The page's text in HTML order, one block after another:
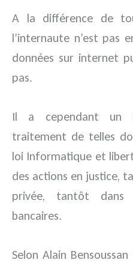
A la différence de
l’internaute n’est pas
données sur internet
pas.
Il a cependant un
traitement de telles
loi Informatique et
des actions en justice,
privée, tantôt
bancaires.
Selon Alain Bensoussan